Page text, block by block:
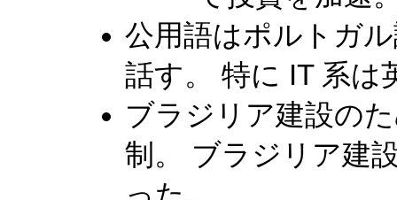
公用語はポルトガ
話す。 特に IT 系は
ブラジリア建設の
制。 ブラジリア建